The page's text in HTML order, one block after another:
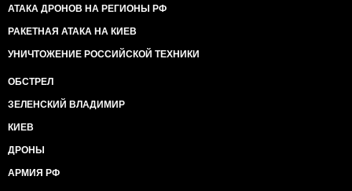
АТАКА ДРОНОВ НА РЕГИОНЫ РФ
РАКЕТНАЯ АТАКА НА КИЕВ
УНИЧТОЖЕНИЕ РОССИЙСКОЙ ТЕХНИКИ
ОБСТРЕЛ
ЗЕЛЕНСКИЙ ВЛАДИМИР
КИЕВ
ДРОНЫ
АРМИЯ РФ